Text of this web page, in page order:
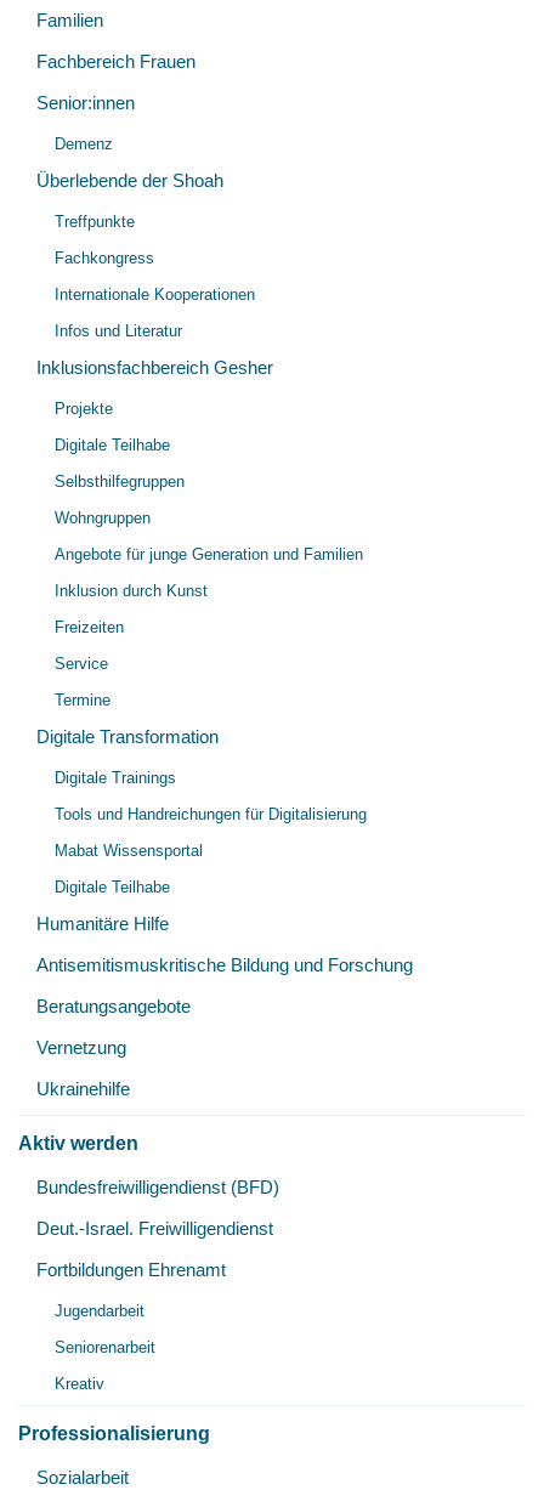
Familien
Fachbereich Frauen
Senior:innen
Demenz
Überlebende der Shoah
Treffpunkte
Fachkongress
Internationale Kooperationen
Infos und Literatur
Inklusionsfachbereich Gesher
Projekte
Digitale Teilhabe
Selbsthilfegruppen
Wohngruppen
Angebote für junge Generation und Familien
Inklusion durch Kunst
Freizeiten
Service
Termine
Digitale Transformation
Digitale Trainings
Tools und Handreichungen für Digitalisierung
Mabat Wissensportal
Digitale Teilhabe
Humanitäre Hilfe
Antisemitismuskritische Bildung und Forschung
Beratungsangebote
Vernetzung
Ukrainehilfe
Aktiv werden
Bundesfreiwilligendienst (BFD)
Deut.-Israel. Freiwilligendienst
Fortbildungen Ehrenamt
Jugendarbeit
Seniorenarbeit
Kreativ
Professionalisierung
Sozialarbeit